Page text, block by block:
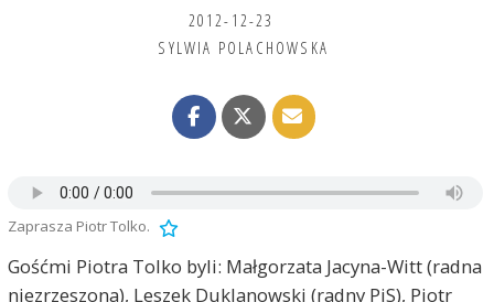
2012-12-23
SYLWIA POLACHOWSKA
Zaprasza Piotr Tolko.
Gośćmi Piotra Tolko byli: Małgorzata Jacyna-Witt (radna
niezrzeszona), Leszek Duklanowski (radny PiS), Piotr